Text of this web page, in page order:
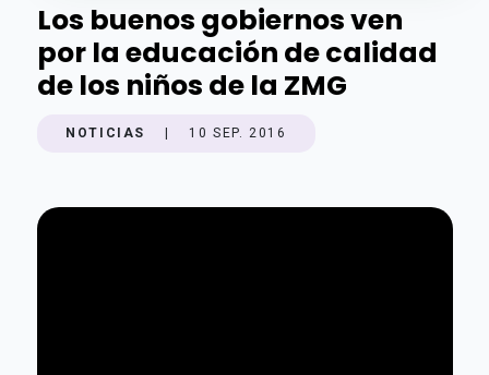
Los buenos gobiernos ven
por la educación de calidad
de los niños de la ZMG
NOTICIAS 10 SEP. 2016